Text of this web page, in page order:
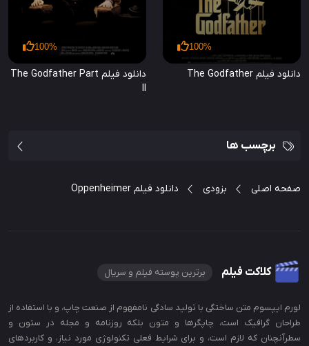
100%
دانلود فیلم The Godfather
100%
دانلود فیلم The Godfather Part
II
برچسب ها
صفحه اصلی بزودی دانلود فیلم Oppenheimer
کلاکت فیلم برترین پوسته فیلم و سریال
لورم ایپسوم متن ساختگی با تولید سادگی نامفهوم از صنعت چاپ، و با استفاده از
طراحان گرافیک است، چاپگرها و متون بلکه روزنامه و مجله در ستون و
سطرآنچنان که لازم است، و برای شرایط فعلی تکنولوژی مورد نیاز، و کاربردهای